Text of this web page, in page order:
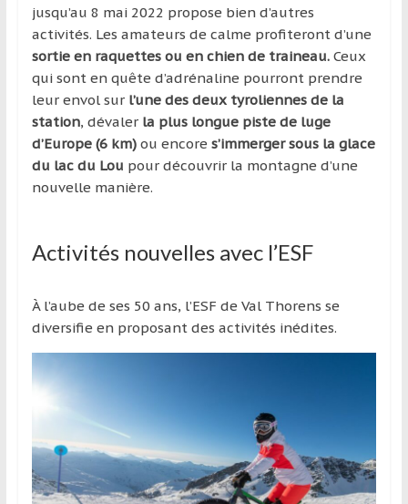
jusqu’au 8 mai 2022 propose bien d’autres
activités. Les amateurs de calme profiteront d’une
sortie en raquettes ou en chien de traineau.Ceux
qui sont en quête d’adrénaline pourront prendre
leur envol sur l’une des deux tyroliennes de la
station, dévaler la plus longue piste de luge
d’Europe (6 km)ou encore s’immerger sous la glace
du lac du Lou pour découvrir la montagne d’une
nouvelle manière.
Activités nouvelles avec l’ESF
À l’aube de ses 50 ans, l’ESF de Val Thorens se
diversifie en proposant des activités inédites.